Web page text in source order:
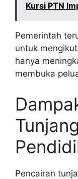
Kursi PTN
Pemerintah
untuk
hanya
membuka
Pencairan